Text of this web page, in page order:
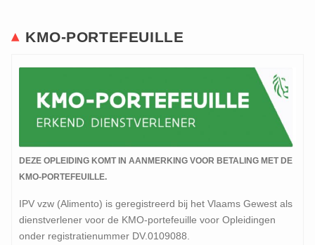
KMO-PORTEFEUILLE
DEZE OPLEIDING KOMT IN AANMERKING VOOR BETALING MET DE
KMO-PORTEFEUILLE.
IPV vzw (Alimento) is geregistreerd bij het Vlaams Gewest als
dienstverlener voor de KMO-portefeuille voor Opleidingen
onder registratienummer DV.0109088.